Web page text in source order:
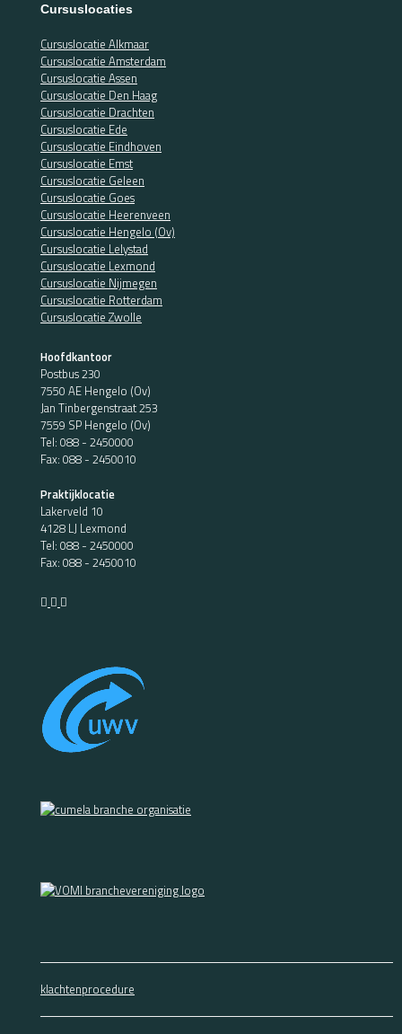
Cursuslocaties
Cursuslocatie Alkmaar
Cursuslocatie Amsterdam
Cursuslocatie Assen
Cursuslocatie Den Haag
Cursuslocatie Drachten
Cursuslocatie Ede
Cursuslocatie Eindhoven
Cursuslocatie Emst
Cursuslocatie Geleen
Cursuslocatie Goes
Cursuslocatie Heerenveen
Cursuslocatie Hengelo (Ov)
Cursuslocatie Lelystad
Cursuslocatie Lexmond
Cursuslocatie Nijmegen
Cursuslocatie Rotterdam
Cursuslocatie Zwolle
Hoofdkantoor
Postbus 230
7550 AE Hengelo (Ov)
Jan Tinbergenstraat 253
7559 SP Hengelo (Ov)
Tel: 088 - 2450000
Fax: 088 - 2450010
Praktijklocatie
Lakerveld 10
4128 LJ Lexmond
Tel: 088 - 2450000
Fax: 088 - 2450010
klachtenprocedure